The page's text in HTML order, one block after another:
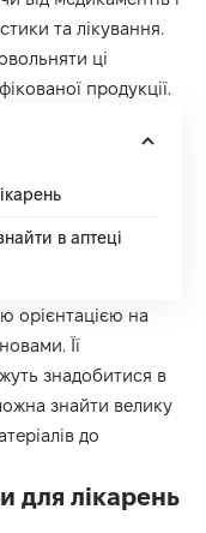
та лікування.
ці
продукції.
в аптеці
орієнтацією на
Її
знадобитися в
знайти велику
до
для лікарень